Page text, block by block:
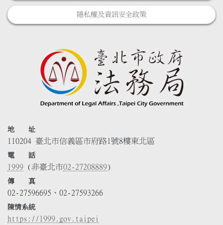
隱私權及資訊安全政策
地 址
110204 臺北市信義區市府路1號8樓東北區
電 話
1999 (非臺北市02-27208889)
傳 真
02-27596695、02-27593266
陳情系統
https://1999.gov.taipei